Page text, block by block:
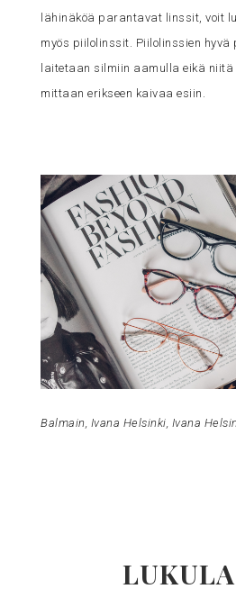
lähinäköä parantavat linssit, voit
myös piilolinssit. Piilolinssien hyvä
laitetaan silmiin aamulla eikä
mittaan erikseen kaivaa esiin.
Balmain, Ivana Helsinki, Ivana